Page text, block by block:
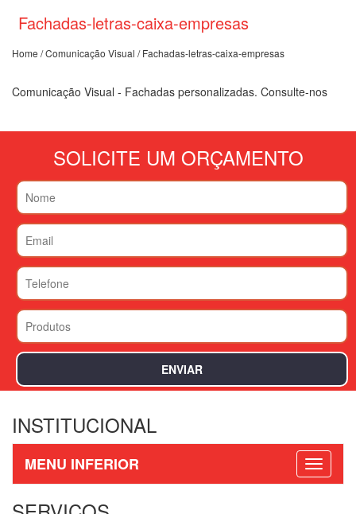
Fachadas-letras-caixa-empresas
Home /Comunicação Visual / Fachadas-letras-caixa-empresas
Comunicação Visual - Fachadas personalizadas. Consulte-nos
SOLICITE UM ORÇAMENTO
INSTITUCIONAL
MENU INFERIOR